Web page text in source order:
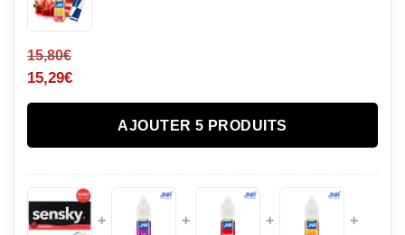
15,80€
15,29€
AJOUTER 5 PRODUITS
+ + + +